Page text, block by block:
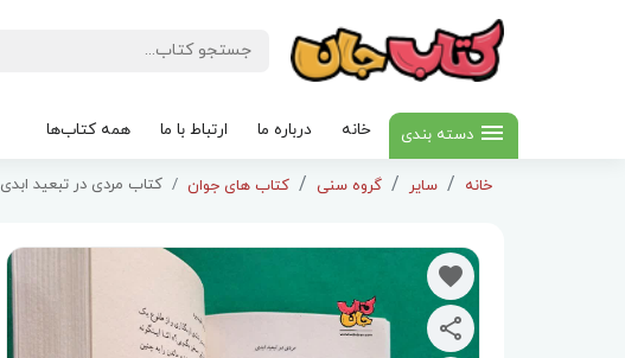
دسته بندی خانه درباره ما ارتباط با ما همه کتاب‌ها
خانه سایر گروه سنی کتاب های جوان کتاب مردی در تبعید ابدی